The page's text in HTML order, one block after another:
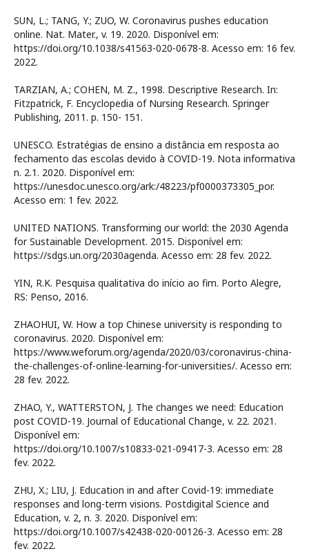
SUN, L.; TANG, Y.; ZUO, W. Coronavirus pushes education
online. Nat. Mater., v. 19. 2020. Disponível em:
https://doi.org/10.1038/s41563-020-0678-8. Acesso em: 16 fev.
2022.
TARZIAN, A.; COHEN, M. Z., 1998. Descriptive Research. In:
Fitzpatrick, F. Encyclopedia of Nursing Research. Springer
Publishing, 2011. p. 150- 151.
UNESCO. Estratégias de ensino a distância em resposta ao
fechamento das escolas devido à COVID-19. Nota informativa
n. 2.1. 2020. Disponível em:
https://unesdoc.unesco.org/ark:/48223/pf0000373305_por.
Acesso em: 1 fev. 2022.
UNITED NATIONS. Transforming our world: the 2030 Agenda
for Sustainable Development. 2015. Disponível em:
https://sdgs.un.org/2030agenda. Acesso em: 28 fev. 2022.
YIN, R.K. Pesquisa qualitativa do início ao fim. Porto Alegre,
RS: Penso, 2016.
ZHAOHUI, W. How a top Chinese university is responding to
coronavirus. 2020. Disponível em:
https://www.weforum.org/agenda/2020/03/coronavirus-china-
the-challenges-of-online-learning-for-universities/. Acesso em:
28 fev. 2022.
ZHAO, Y., WATTERSTON, J. The changes we need: Education
post COVID-19. Journal of Educational Change, v. 22. 2021.
Disponível em:
https://doi.org/10.1007/s10833-021-09417-3. Acesso em: 28
fev. 2022.
ZHU, X.; LIU, J. Education in and after Covid-19: immediate
responses and long-term visions. Postdigital Science and
Education, v. 2, n. 3. 2020. Disponível em:
https://doi.org/10.1007/s42438-020-00126-3. Acesso em: 28
fev. 2022.